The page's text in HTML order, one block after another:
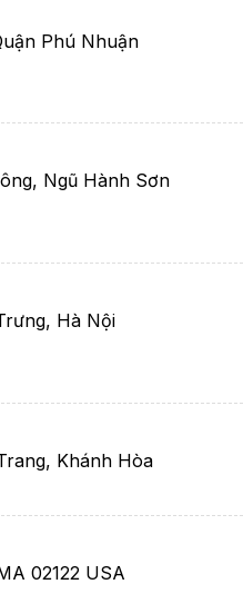
Phú Nhuận
Ngũ Hành Sơn
Hà Nội
Khánh Hòa
02122 USA